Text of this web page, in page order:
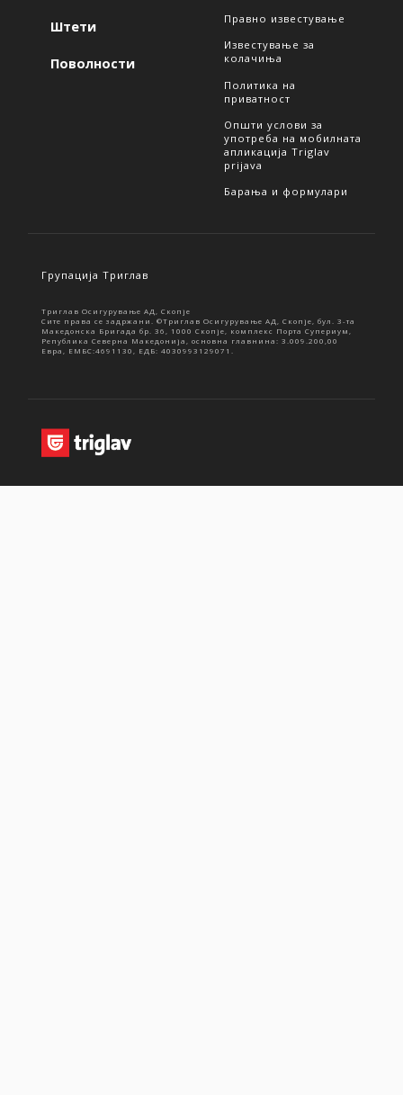
Штети
Поволности
Правно известување
Известување за
колачиња
Политика на
приватност
Општи услови за
употреба на мобилната
апликација Triglav
prijava
Барања и формулари
Групација Триглав
Триглав Осигурување АД, Скопје
Сите права се задржани. ©Триглав Осигурување АД, Скопје, бул. 3-та
Македонска Бригада бр. 36, 1000 Скопје, комплекс Порта Супериум,
Република Северна Македонија, основна главнина: 3.009.200,00
Евра, ЕМБС:4691130, ЕДБ: 4030993129071.